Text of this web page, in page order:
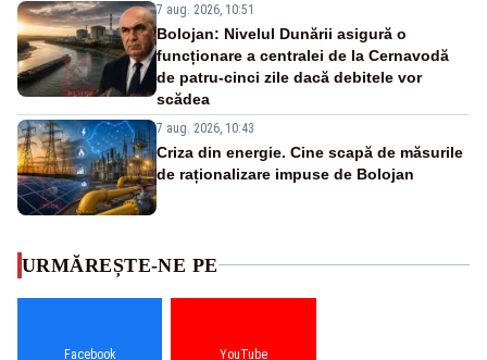
7 aug. 2026, 10:51
Bolojan: Nivelul Dunării asigură o
funcționare a centralei de la Cernavodă
de patru-cinci zile dacă debitele vor
scădea
7 aug. 2026, 10:43
Criza din energie. Cine scapă de măsurile
de raționalizare impuse de Bolojan
URMĂREȘTE-NE PE
Facebook YouTube